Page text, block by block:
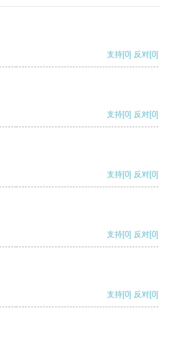
支持[0] 反对[0]
支持[0] 反对[0]
支持[0] 反对[0]
支持[0] 反对[0]
支持[0] 反对[0]